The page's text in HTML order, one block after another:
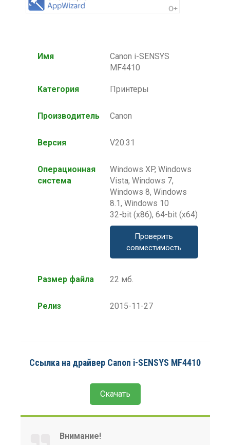
Имя
Canon i-SENSYS
MF4410
Категория Принтеры
Производитель Canon
Версия V20.31
Операционная
система
Windows XP, Windows
Vista, Windows 7,
Windows 8, Windows
8.1, Windows 10
32-bit (x86), 64-bit (x64)
Проверить
совместимость
Размер файла 22 мб.
Релиз 2015-11-27
Ссылка на драйвер Canon i-SENSYS MF4410
Скачать
Внимание!